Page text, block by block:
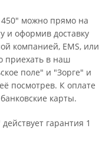
можно прямо на
и оформив доставку
компанией, EMS, или
приехать в наш
поле" и "Зорге" и
посмотрев. К оплате
карты.
гарантия 1